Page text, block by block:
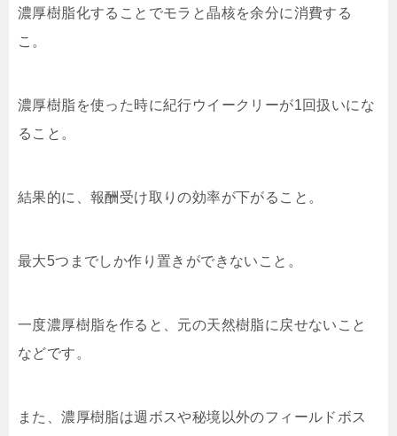
濃厚樹脂化することでモラと晶核を余分に消費する
こ。
濃厚樹脂を使った時に紀行ウイークリーが1回扱いにな
ること。
結果的に、報酬受け取りの効率が下がること。
最大5つまでしか作り置きができないこと。
一度濃厚樹脂を作ると、元の天然樹脂に戻せないこと
などです。
また、濃厚樹脂は週ボスや秘境以外のフィールドボス